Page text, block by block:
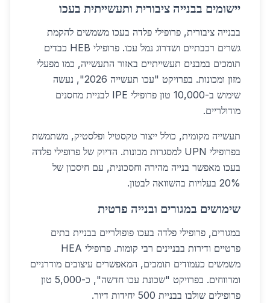
יישומים בבנייה ציבורית ותעשייתית בעכו
בבנייה ציבורית, פרופילי פלדה בעכו משמשים להקמת
גשרים רכבתיים ושדרוג נמל עכו. פרופילי HEB כבדים
תומכים במבנים תעשייתיים באזור התעשייה, כמו מפעלי
מזון ומכונות. בפרויקט "עכו תעשייה 2026", נעשה
שימוש ב-10,000 טון פרופילי IPE לבניית מחסנים
מודולריים.
תעשייה מקומית, כולל ייצור טקסטיל ופלסטיק, משתמשת
בפרופילי UPN למסגרות מכונות. הדיוק של פרופילי פלדה
בעכו מאפשר בנייה מהירה וחסכונית, עם חיסכון של
20% בעלויות בהשוואה לבטון.
שימושים במגורים ובנייה פרטית
במגורים, פרופילי פלדה בעכו פופולריים בבניית בתים
פרטיים ודירות בבניינים רבי קומות. פרופילי HEA
משמשים כעמודים תומכים, המאפשרים עיצובים מודרניים
ומרווחים. בפרויקט "שכונת עכו חדשה", כ-5,000 טון
פרופילים שולבו בבניית 500 יחידות דיור.